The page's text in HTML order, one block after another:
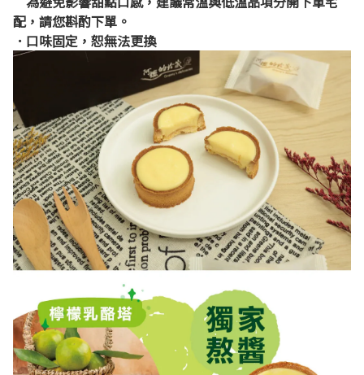
配，請您斟酌下單。
．口味固定，恕無法更換